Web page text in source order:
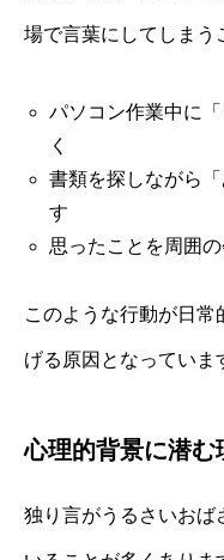
場で言葉にしてしまう
パソコン作業中に
く
書類を探しながら
す
思ったことを周囲
このような行動が日
げる原因となっていま
心理的背景に潜む
独り言がうるさいおば